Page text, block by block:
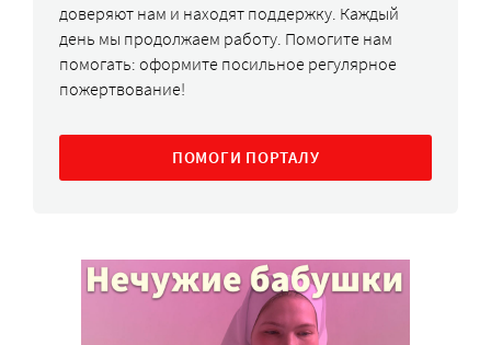
доверяют нам и находят поддержку. Каждый
день мы продолжаем работу. Помогите нам
помогать: оформите посильное регулярное
пожертвование!
ПОМОГИ ПОРТАЛУ